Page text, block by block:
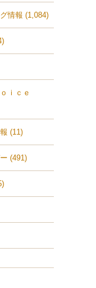
情報 (1,084)
ｉｃｅ
(11)
(491)